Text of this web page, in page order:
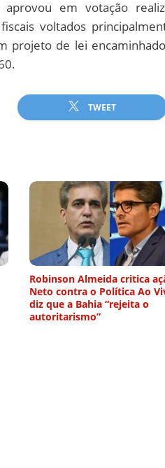
em votação
voltados
projeto de lei
TWEET
Robinson Almeida critica
Neto contra o Política Ao
diz que a Bahia “rejeita o
autoritarismo”